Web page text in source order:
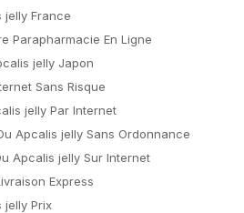
jelly France
Parapharmacie En Ligne
jelly Japon
Sans Risque
jelly Par Internet
Apcalis jelly Sans Ordonnance
Apcalis jelly Sur Internet
Express
jelly Prix